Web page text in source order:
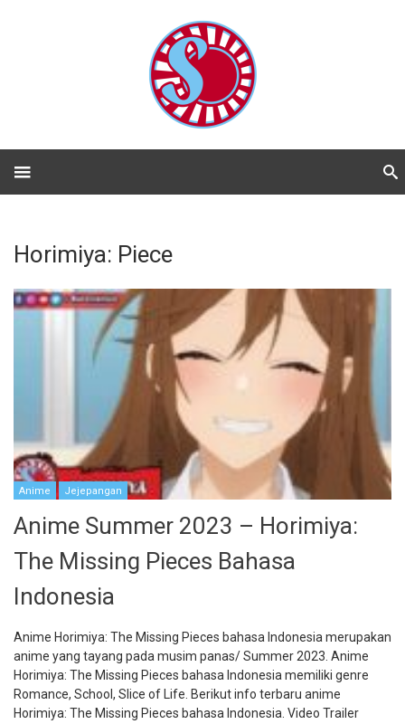
Horimiya: Piece
Anime Jejepangan
Anime Summer 2023 – Horimiya:
The Missing Pieces Bahasa
Indonesia
Anime Horimiya: The Missing Pieces bahasa Indonesia merupakan
anime yang tayang pada musim panas/ Summer 2023. Anime
Horimiya: The Missing Pieces bahasa Indonesia memiliki genre
Romance, School, Slice of Life. Berikut info terbaru anime
Horimiya: The Missing Pieces bahasa Indonesia. Video Trailer